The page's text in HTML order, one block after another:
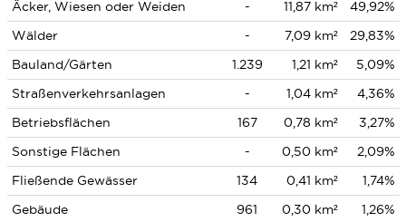
Äcker, Wiesen oder Weiden - 11,87 km²
49,92%
Wälder
- 7,09 km²
29,83%
Bauland/Gärten
1.239 1,21 km²
5,09%
Straßenverkehrsanlagen
- 1,04 km²
4,36%
Betriebsflächen
167 0,78 km²
3,27%
Sonstige Flächen
- 0,50 km²
2,09%
Fließende Gewässer
134 0,41 km²
1,74%
Gebäude
961 0,30 km²
1,26%